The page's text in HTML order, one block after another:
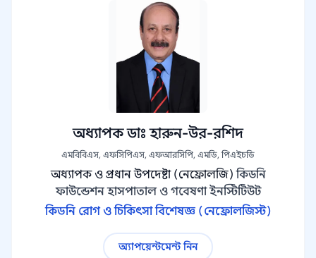
অধ্যাপক ডাঃ হারুন-উর-রশিদ
এমবিবিএস, এফসিপিএস, এফআরসিপি, এমডি, পিএইচডি
অধ্যাপক ও প্রধান উপদেষ্টা (নেফ্রোলজি) কিডনি
ফাউন্ডেশন হাসপাতাল ও গবেষণা ইনস্টিটিউট
কিডনি রোগ ও চিকিৎসা বিশেষজ্ঞ (নেফ্রোলজিস্ট)
অ্যাপয়েন্টমেন্ট নিন